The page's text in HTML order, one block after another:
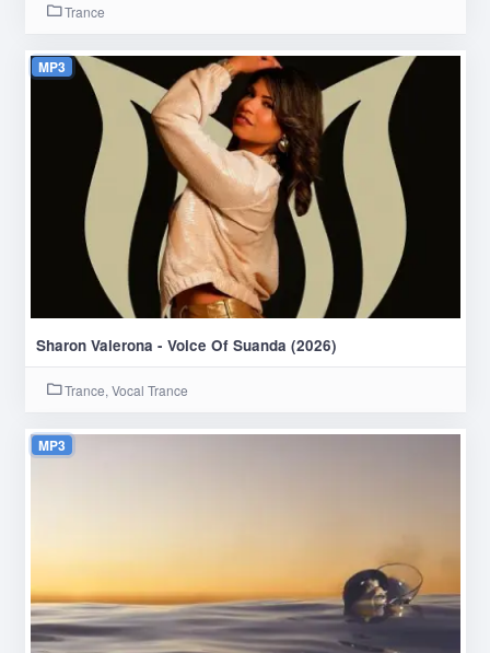
Trance
MP3
Sharon Valerona - Voice Of Suanda (2026)
Trance, Vocal Trance
MP3